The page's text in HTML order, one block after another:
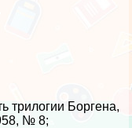
трилогии Боргена,
№ 8;